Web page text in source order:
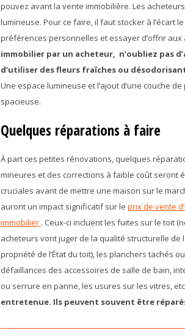
pouvez avant la vente immobilière. Les
lumineuse. Pour ce faire, il faut stocker à l’écart
préférences personnelles et essayer d’offrir
immobilier par un acheteur, n’oubliez pas
d’utiliser des fleurs fraîches ou
Une espace lumineuse et l’ajout d’une couche
spacieuse.
Quelques réparations à faire
À part ces petites rénovations, quelques
mineures et des corrections à faible coût seront
cruciales avant de mettre une maison sur le
auront un impact significatif sur le prix de vente
immobilier . Ceux-ci incluent les fuites sur le toit
acheteurs vont juger de la qualité structurelle de
propriété de l’État du toit), les planchers tachés
défaillances des accessoires de salle de bain,
ou serrure en panne, les usures sur les vitres,
entretenue. Ils peuvent souvent être